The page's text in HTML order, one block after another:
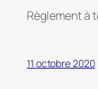
Règlement à
11 octobre 2020